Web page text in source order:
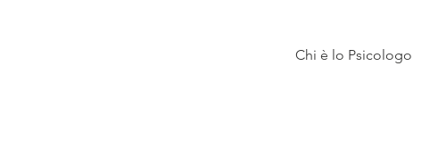
Chi è lo Psicologo